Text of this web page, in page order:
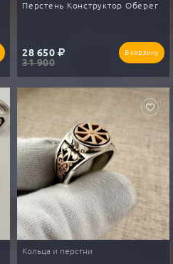
Перстень Конструктор Оберег
28 650
31 900
В корзину
Кольца и перстни